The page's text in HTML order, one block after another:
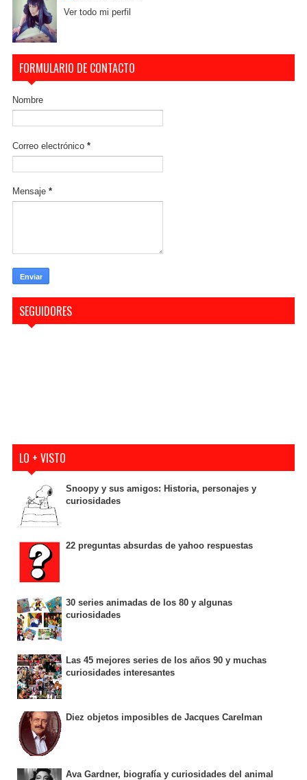
Ver todo mi perfil
FORMULARIO DE CONTACTO
Nombre
Correo electrónico *
Mensaje *
SEGUIDORES
LO + VISTO
Snoopy y sus amigos: Historia, personajes y
curiosidades
22 preguntas absurdas de yahoo respuestas
30 series animadas de los 80 y algunas
curiosidades
Las 45 mejores series de los años 90 y muchas
curiosidades interesantes
Diez objetos imposibles de Jacques Carelman
Ava Gardner, biografía y curiosidades del animal